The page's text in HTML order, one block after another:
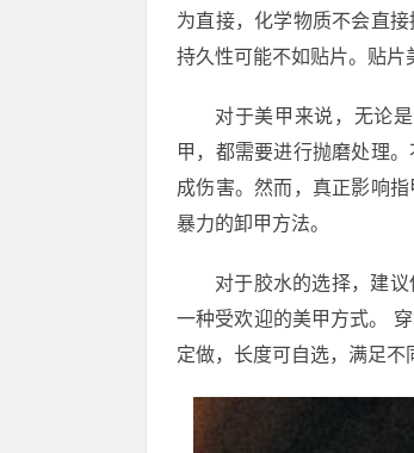
为直接，化学物质不会直
持久性可能不如贴片。贴片
对于美甲来说，无论
甲，都需要进行抛磨处理
成伤害。然而，真正影响
暴力的卸甲方法。
对于胶水的选择，建
一种受欢迎的美甲方式。
定做，长度可自选，满足不